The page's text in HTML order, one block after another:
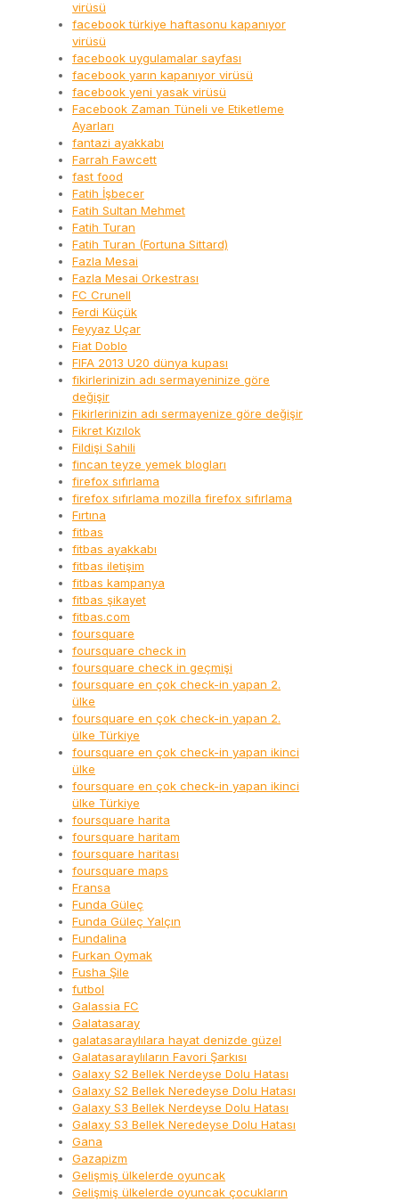
virüsü
facebook türkiye haftasonu kapanıyor
virüsü
facebook uygulamalar sayfası
facebook yarın kapanıyor virüsü
facebook yeni yasak virüsü
Facebook Zaman Tüneli ve Etiketleme
Ayarları
fantazi ayakkabı
Farrah Fawcett
fast food
Fatih İşbecer
Fatih Sultan Mehmet
Fatih Turan
Fatih Turan (Fortuna Sittard)
Fazla Mesai
Fazla Mesai Orkestrası
FC Crunell
Ferdi Küçük
Feyyaz Uçar
Fiat Doblo
FIFA 2013 U20 dünya kupası
fikirlerinizin adı sermayeninize göre
değişir
Fikirlerinizin adı sermayenize göre değişir
Fikret Kızılok
Fildişi Sahili
fincan teyze yemek blogları
firefox sıfırlama
firefox sıfırlama mozilla firefox sıfırlama
Fırtına
fitbas
fitbas ayakkabı
fitbas iletişim
fitbas kampanya
fitbas şikayet
fitbas.com
foursquare
foursquare check in
foursquare check in geçmişi
foursquare en çok check-in yapan 2.
ülke
foursquare en çok check-in yapan 2.
ülke Türkiye
foursquare en çok check-in yapan ikinci
ülke
foursquare en çok check-in yapan ikinci
ülke Türkiye
foursquare harita
foursquare haritam
foursquare haritası
foursquare maps
Fransa
Funda Güleç
Funda Güleç Yalçın
Fundalina
Furkan Oymak
Fusha Şile
futbol
Galassia FC
Galatasaray
galatasaraylılara hayat denizde güzel
Galatasaraylıların Favori Şarkısı
Galaxy S2 Bellek Nerdeyse Dolu Hatası
Galaxy S2 Bellek Neredeyse Dolu Hatası
Galaxy S3 Bellek Nerdeyse Dolu Hatası
Galaxy S3 Bellek Neredeyse Dolu Hatası
Gana
Gazapizm
Gelişmiş ülkelerde oyuncak
Gelişmiş ülkelerde oyuncak çocukların